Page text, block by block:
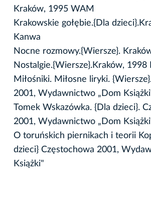
Kraków, 1995 WAM
Krakowskie gołębie.{Dla
Kanwa
Nocne rozmowy.{Wiersze}.
Nostalgie.{Wiersze}.Kraków, 1998
Miłośniki. Miłosne liryki.
2001, Wydawnictwo „Dom
Tomek Wskazówka. {Dla dzieci}.
2001, Wydawnictwo „Dom
O toruńskich piernikach i teorii
dzieci} Częstochowa 2001,
Książki"